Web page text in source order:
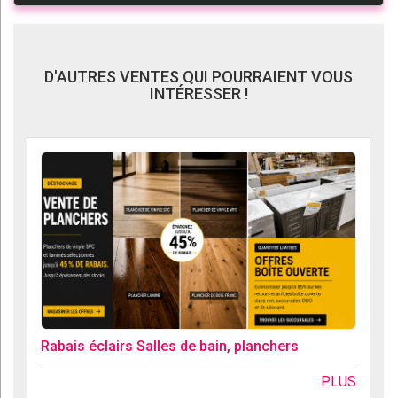
D'AUTRES VENTES QUI POURRAIENT VOUS
INTÉRESSER !
Rabais éclairs Salles de bain, planchers
PLUS